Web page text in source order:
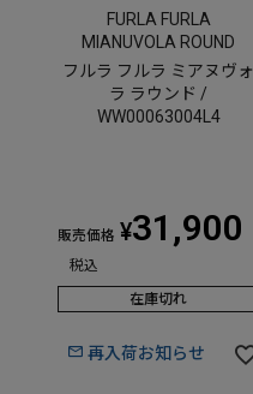
FURLA FURLA
MIANUVOLA ROUND
フルラ フルラ ミアヌヴォ
ラ ラウンド /
WW00063004L4
販売価格 ¥31,900
税込
在庫切れ
再入荷お知らせ